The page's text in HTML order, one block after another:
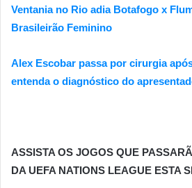
Ventania no Rio adia Botafogo x
Brasileirão Feminino
Alex Escobar passa por cirurgia
entenda o diagnóstico do
ASSISTA OS JOGOS QUE
DA UEFA NATIONS LEAGUE ESTA